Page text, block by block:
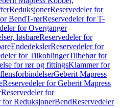
ReduksjonerReservedeler for
BendT-rørReservedeler for T-
for Overganger
løsbareReservedeler for
EndedekslerReservedeler for
for TilkoblingerTilbehør for
for rør og fittingsKlammer for
Geberit Mapress
Reservedeler for Geberit Mapress
Reservedeler for
for ReduksjonerBendReservedeler